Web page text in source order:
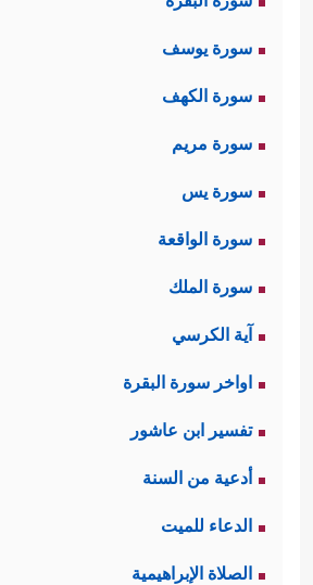
سورة يوسف
سورة الكهف
سورة مريم
سورة يس
سورة الواقعة
سورة الملك
آية الكرسي
اواخر سورة البقرة
تفسير ابن عاشور
أدعية من السنة
الدعاء للميت
الصلاة الإبراهيمية